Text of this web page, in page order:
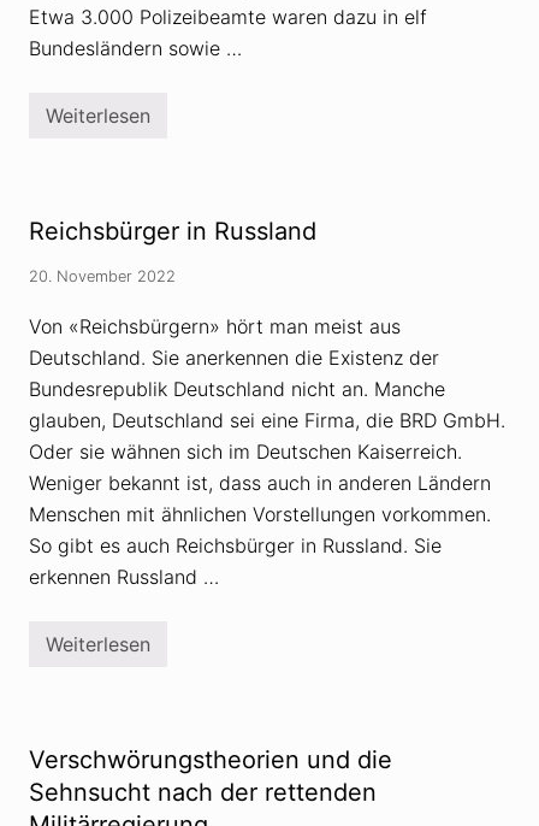
Etwa 3.000 Polizeibeamte waren dazu in elf
Bundesländern sowie …
R
a
:
e
c
h
s
ü
r
g
e
-
G
r
u
p
l
m
t
u
Weiterlesen
Reichsbürger in Russland
20. November 2022
Von «Reichsbürgern» hört man meist aus
Deutschland. Sie anerkennen die Existenz der
Bundesrepublik Deutschland nicht an. Manche
glauben, Deutschland sei eine Firma, die BRD GmbH.
Oder sie wähnen sich im Deutschen Kaiserreich.
Weniger bekannt ist, dass auch in anderen Ländern
Menschen mit ähnlichen Vorstellungen vorkommen.
So gibt es auch Reichsbürger in Russland. Sie
erkennen Russland …
R
s
b
ü
r
Weiterlesen
Verschwörungstheorien und die
Sehnsucht nach der rettenden